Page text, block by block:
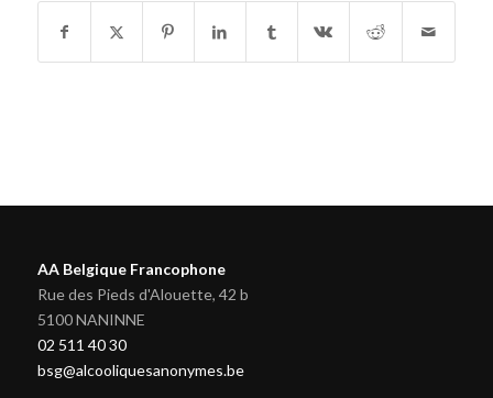
AA Belgique Francophone
Rue des Pieds d'Alouette, 42 b
5100 NANINNE
02 511 40 30
bsg@alcooliquesanonymes.be